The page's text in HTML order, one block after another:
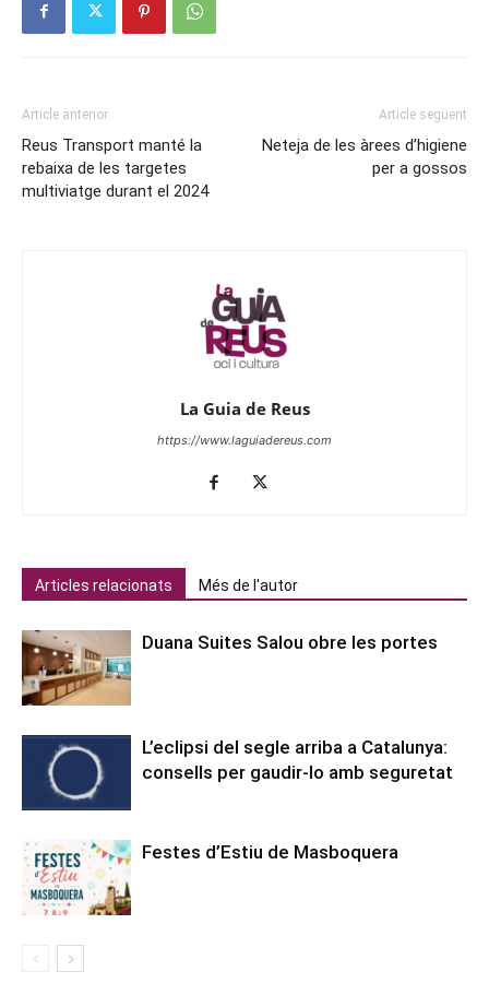
Article anterior
Reus Transport manté la
rebaixa de les targetes
multiviatge durant el 2024
Article següent
Neteja de les àrees d’higiene
per a gossos
La Guia de Reus
https://www.laguiadereus.com
Articles relacionats Més de l'autor
Duana Suites Salou obre les portes
L’eclipsi del segle arriba a Catalunya:
consells per gaudir-lo amb seguretat
Festes d’Estiu de Masboquera